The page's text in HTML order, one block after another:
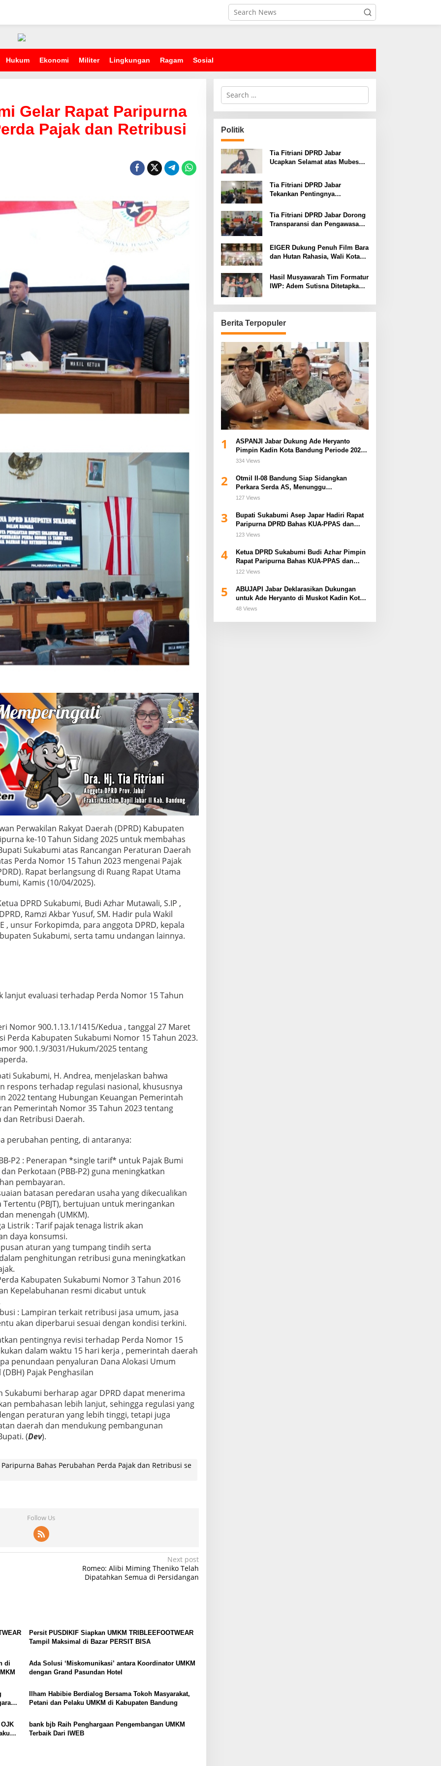
Hukum Ekonomi Militer Lingkungan Ragam Sosial
Gelar Rapat Paripurna
Pajak dan Retribusi
Perwakilan Rakyat Daerah (DPRD) Kabupaten
ke-10 Tahun Sidang 2025 untuk membahas
Sukabumi atas Rancangan Peraturan Daerah
Perda Nomor 15 Tahun 2023 mengenai Pajak
Rapat berlangsung di Ruang Rapat Utama
Kamis (10/04/2025).
DPRD Sukabumi, Budi Azhar Mutawali, S.IP ,
Ramzi Akbar Yusuf, SM. Hadir pula Wakil
, unsur Forkopimda, para anggota DPRD, kepala
Sukabumi, serta tamu undangan lainnya.
lanjut evaluasi terhadap Perda Nomor 15 Tahun
Nomor 900.1.13.1/1415/Kedua , tanggal 27 Maret
Perda Kabupaten Sukabumi Nomor 15 Tahun 2023.
900.1.9/3031/Hukum/2025 tentang
Sukabumi, H. Andrea, menjelaskan bahwa
respons terhadap regulasi nasional, khususnya
2022 tentang Hubungan Keuangan Pemerintah
Pemerintah Nomor 35 Tahun 2023 tentang
Retribusi Daerah.
perubahan penting, di antaranya:
P2 : Penerapan *single tarif* untuk Pajak Bumi
Perkotaan (PBB-P2) guna meningkatkan
pembayaran.
batasan peredaran usaha yang dikecualikan
Tertentu (PBJT), bertujuan untuk meringankan
menengah (UMKM).
Listrik : Tarif pajak tenaga listrik akan
daya konsumsi.
aturan yang tumpang tindih serta
penghitungan retribusi guna meningkatkan
Kabupaten Sukabumi Nomor 3 Tahun 2016
Kepelabuhanan resmi dicabut untuk
: Lampiran terkait retribusi jasa umum, jasa
akan diperbarui sesuai dengan kondisi terkini.
pentingnya revisi terhadap Perda Nomor 15
dalam waktu 15 hari kerja , pemerintah daerah
penundaan penyaluran Dana Alokasi Umum
Pajak Penghasilan
Sukabumi berharap agar DPRD dapat menerima
pembahasan lebih lanjut, sehingga regulasi yang
peraturan yang lebih tinggi, tetapi juga
daerah dan mendukung pembangunan
(Dev).
Bahas Perubahan Perda Pajak dan Retribusi se
Follow Us
Next post
Romeo: Alibi Miming Theniko Telah
Dipatahkan Semua di Persidangan
Persit PUSDIKIF Siapkan UMKM TRIBLEEFOOTWEAR
Tampil Maksimal di Bazar PERSIT BISA
di
Ada Solusi ‘Miskomunikasi’ antara Koordinator UMKM
dengan Grand Pasundan Hotel
Ilham Habibie Berdialog Bersama Tokoh Masyarakat,
Petani dan Pelaku UMKM di Kabupaten Bandung
bank bjb Raih Penghargaan Pengembangan UMKM
Terbaik Dari IWEB
S
r
c
h
f
o
:
Politik
Tia Fitriani DPRD Jabar
Ucapkan Selamat atas Mubes
Jabar
Tia Fitriani DPRD Jabar
Tekankan Pentingnya
Perkuat Kader NasDem di
Kabupaten Bandung
Tia Fitriani DPRD Jabar Dorong
Transparansi dan Pengawasan
EIGER Dukung Penuh Film Bara
dan Hutan Rahasia, Wali Kota
Hasil Musyawarah Tim Formatur
IWP: Adem Sutisna Ditetapkan
Periode 2026–2028
Berita Terpopuler
1
ASPANJI Jabar Dukung Ade Heryanto
Pimpin Kadin Kota Bandung Periode 2026–
2031
334 Views
2
Otmil II-08 Bandung Siap Sidangkan
Perkara Serda AS, Menunggu
Rekomendasi Korem Sunan Gunung Jati
127 Views
3
Bupati Sukabumi Asep Japar Hadiri Rapat
Paripurna DPRD Bahas KUA-PPAS dan
Raperda Disabilitas
123 Views
4
Ketua DPRD Sukabumi Budi Azhar Pimpin
Rapat Paripurna Bahas KUA-PPAS dan
Raperda Tirta Jaya
122 Views
5
ABUJAPI Jabar Deklarasikan Dukungan
untuk Ade Heryanto di Muskot Kadin Kota
Bandung
48 Views